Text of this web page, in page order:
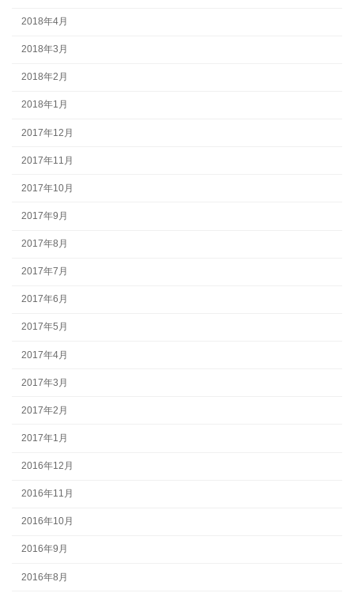
2018年4月
2018年3月
2018年2月
2018年1月
2017年12月
2017年11月
2017年10月
2017年9月
2017年8月
2017年7月
2017年6月
2017年5月
2017年4月
2017年3月
2017年2月
2017年1月
2016年12月
2016年11月
2016年10月
2016年9月
2016年8月